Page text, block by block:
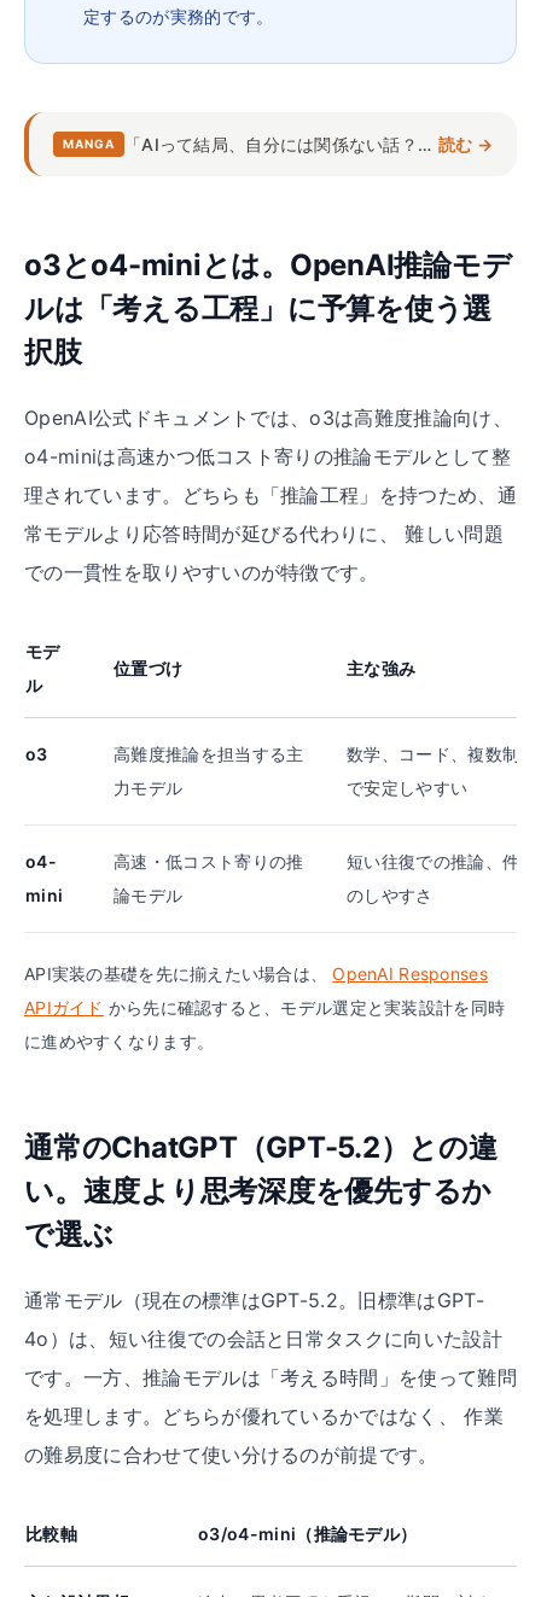
定するのが実務的です。
MANGA 「AIって結局、自分には関係ない話？」 ― 漫画3分で確かめる 読む →
o3とo4-miniとは。OpenAI推論モデ
ルは「考える工程」に予算を使う選
択肢
OpenAI公式ドキュメントでは、o3は高難度推論向け、
o4-miniは高速かつ低コスト寄りの推論モデルとして整
理されています。どちらも「推論工程」を持つため、通
常モデルより応答時間が延びる代わりに、 難しい問題
での一貫性を取りやすいのが特徴です。
モデ
ル
位置づけ 主な強み
o3
高難度推論を担当する主
力モデル
数学、コード、複数制
で安定しやすい
o4-
mini
高速・低コスト寄りの推
論モデル
短い往復での推論、件
のしやすさ
API実装の基礎を先に揃えたい場合は、
OpenAI Responses
APIガイド から先に確認すると、モデル選定と実装設計を同時
に進めやすくなります。
通常のChatGPT（GPT-5.2）との違
い。速度より思考深度を優先するか
で選ぶ
通常モデル（現在の標準はGPT-5.2。旧標準はGPT-
4o）は、短い往復での会話と日常タスクに向いた設計
です。一方、推論モデルは「考える時間」を使って難問
を処理します。どちらが優れているかではなく、 作業
の難易度に合わせて使い分けるのが前提です。
比較軸 o3/o4-mini（推論モデル）